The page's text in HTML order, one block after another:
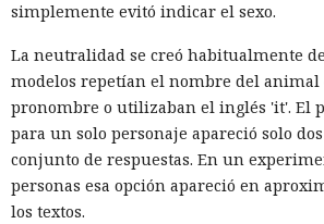
simplemente evitó indicar el sexo.
La neutralidad se creó habitualmente
modelos repetían el nombre del
pronombre o utilizaban el inglés 'it'. El
para un solo personaje apareció solo
conjunto de respuestas. En un
personas esa opción apareció en
los textos.